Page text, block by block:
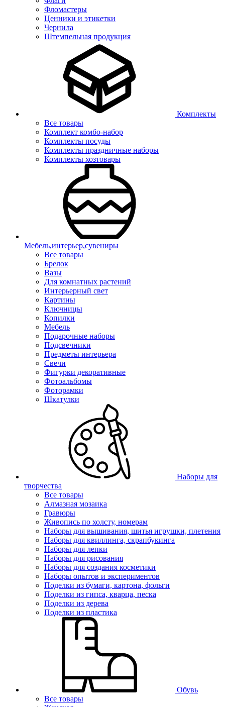
Фломастеры
Ценники и этикетки
Чернила
Штемпельная продукция
Комплекты
Все товары
Комплект комбо-набор
Комплекты посуды
Комплекты праздничные наборы
Комплекты хозтовары
Мебель,интерьер,сувениры
Все товары
Брелок
Вазы
Для комнатных растений
Интерьерный свет
Картины
Ключницы
Копилки
Мебель
Подарочные наборы
Подсвечники
Предметы интерьера
Свечи
Фигурки декоративные
Фотоальбомы
Фоторамки
Шкатулки
Наборы для
творчества
Все товары
Алмазная мозаика
Гравюры
Живопись по холсту, номерам
Наборы для вышивания, шитья игрушки, плетения
Наборы для квиллинга, скрапбукинга
Наборы для лепки
Наборы для рисования
Наборы для создания косметики
Наборы опытов и экспериментов
Поделки из бумаги, картона, фольги
Поделки из гипса, кварца, песка
Поделки из дерева
Поделки из пластика
Обувь
Все товары